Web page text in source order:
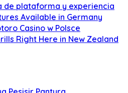
de plataforma y experiencia
Available in Germany
Casino w Polsce
Right Here in New Zealand